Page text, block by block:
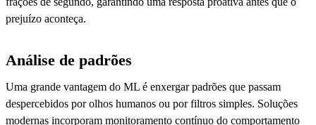
prejuízo aconteça.
Análise de padrões
Uma grande vantagem do ML é enxergar padrões que passam
despercebidos por olhos humanos ou por filtros simples. Soluções
modernas incorporam monitoramento contínuo do comportamento